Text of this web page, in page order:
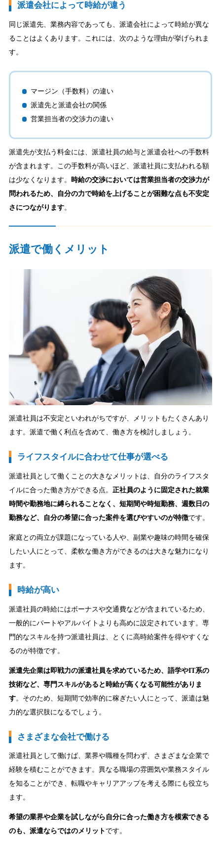
派遣会社によって時給が違う
同じ派遣先、業務内容であっても、派遣会社によって時給が異な
ることはよくあります。これには、次のような理由が挙げられま
す。
マージン（手数料）の違い
派遣先と派遣会社の関係
営業担当者の交渉力の違い
派遣先が支払う料金には、派遣社員の給与と派遣会社への手数料
が含まれます。この手数料が高いほど、派遣社員に支払われる額
は少なくなります。 時給の交渉においては営業担当者の交渉力が
問われるため、自分の力で時給を上げることが困難な点も不安定
さにつながります。
派遣で働くメリット
派遣社員は不安定といわれがちですが、メリットもたくさんあり
ます。派遣で働く利点を含めて、働き方を検討しましょう。
ライフスタイルに合わせて仕事が選べる
派遣社員として働くことの大きなメリットは、自分のライフスタ
イルに合った働き方ができる点。 正社員のように固定された就業
時間や勤務地に縛られることなく、短期間や時短勤務、週数日の
勤務など、自分の希望に合った案件を選びやすいのが特徴です。
家庭との両立が課題になっている人や、副業や趣味の時間を確保
したい人にとって、柔軟な働き方ができるのは大きな魅力になり
ます。
時給が高い
派遣社員の時給にはボーナスや交通費などが含まれているため、
一般的にパートやアルバイトよりも高めに設定されています。専
門的なスキルを持つ派遣社員は、とくに高時給案件を得やすくな
るのが特徴です。
派遣先企業は即戦力の派遣社員を求めているため、語学やIT系の
技術など、専門スキルがあると時給が高くなる可能性がありま
す。そのため、短期間で効率的に稼ぎたい人にとって、派遣は魅
力的な選択肢になるでしょう。
さまざまな会社で働ける
派遣社員として働けば、業界や職種を問わず、さまざまな企業で
経験を積むことができます。異なる職場の雰囲気や業務スタイル
を知ることができ、転職やキャリアアップを考える際にも役立ち
ます。
希望の業界や企業を試しながら自分に合った働き方を模索できる
のも、派遣ならではのメリットです。